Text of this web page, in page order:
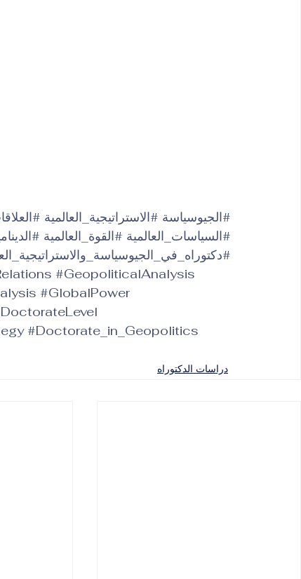
#الجيوسياسة #الاستراتيجية_العالمية
#السياسات_العالمية #القوة_العالمية
#GeopoliticalAnalysis
#GlobalPower
#Doctorate_in_Geopolitics
دراسات الدكتوراه